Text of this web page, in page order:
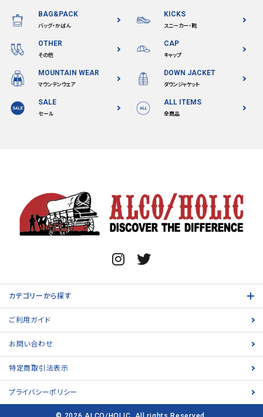
BAG&PACK
バッグ・かばん
KICKS
スニーカー・靴
OTHER
その他
CAP
キャップ
MOUNTAIN WEAR
マウンテンウェア
DOWN JACKET
ダウンジャケット
SALE
セール
ALL ITEMS
全商品
カテゴリーから探す
ご利用ガイド
お問い合わせ
特定商取引法表示
プライバシーポリシー